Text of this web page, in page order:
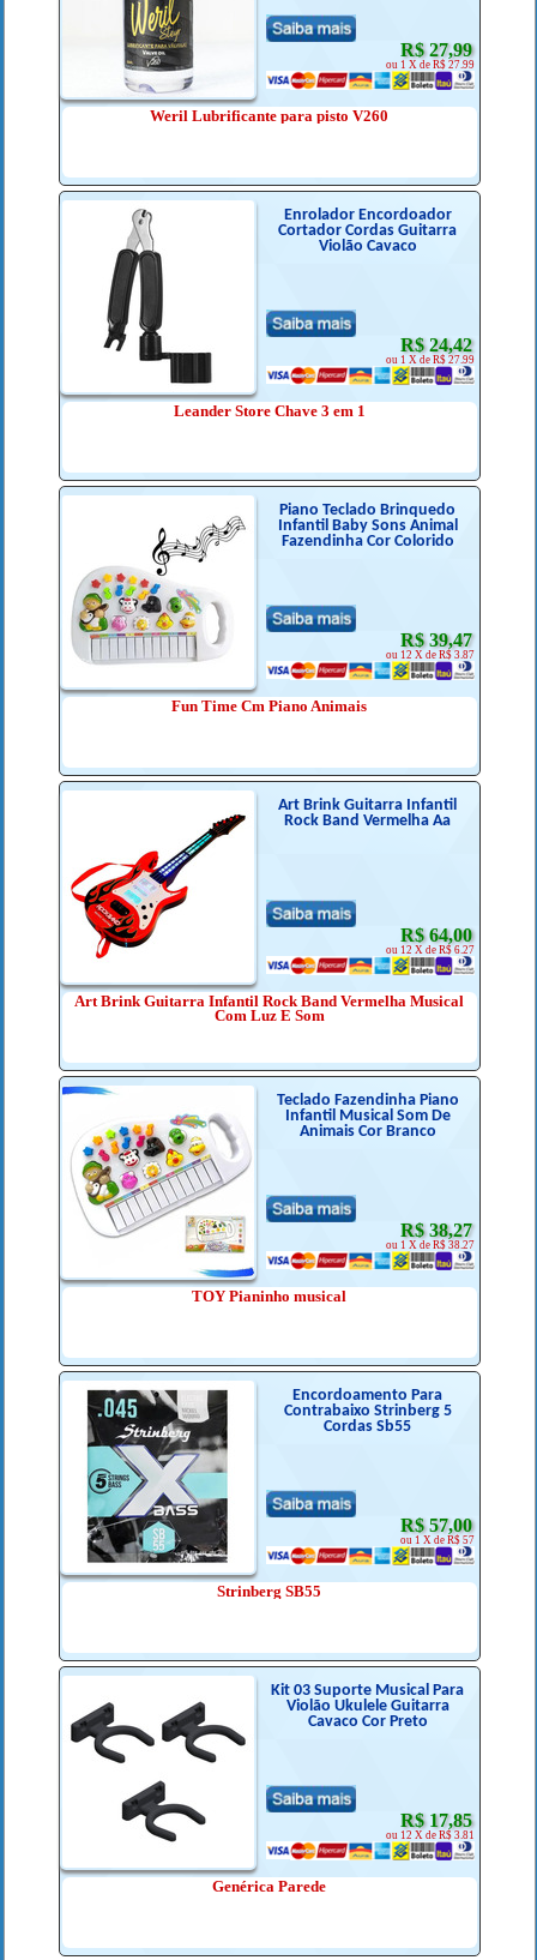
R$ 27,99
ou 1 X de R$ 27.99
Weril Lubrificante para pisto V260
Enrolador Encordoador
Cortador Cordas Guitarra
Violão Cavaco
R$ 24,42
ou 1 X de R$ 27.99
Leander Store Chave 3 em 1
Piano Teclado Brinquedo
Infantil Baby Sons Animal
Fazendinha Cor Colorido
R$ 39,47
ou 12 X de R$ 3.87
Fun Time Cm Piano Animais
Art Brink Guitarra Infantil
Rock Band Vermelha Aa
R$ 64,00
ou 12 X de R$ 6.27
Art Brink Guitarra Infantil Rock Band Vermelha Musical
Com Luz E Som
Teclado Fazendinha Piano
Infantil Musical Som De
Animais Cor Branco
R$ 38,27
ou 1 X de R$ 38.27
TOY Pianinho musical
Encordoamento Para
Contrabaixo Strinberg 5
Cordas Sb55
R$ 57,00
ou 1 X de R$ 57
Strinberg SB55
Kit 03 Suporte Musical Para
Violão Ukulele Guitarra
Cavaco Cor Preto
R$ 17,85
ou 12 X de R$ 3.81
Genérica Parede